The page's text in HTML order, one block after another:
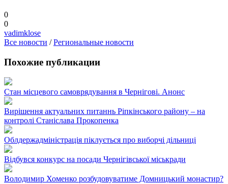
0
0
vadimklose
Все новости /Региональные новости
Похожие публикации
Стан місцевого самоврядування в Чернігові. Анонс
Вирішення актуальних питаннь Ріпкінського району – на
контролі Станіслава Прокопенка
Облдержадміністрація піклується про виборчі дільниці
Відбувся конкурс на посади Чернігівської міськради
Володимир Хоменко розбудовуватиме Домницький монастир?